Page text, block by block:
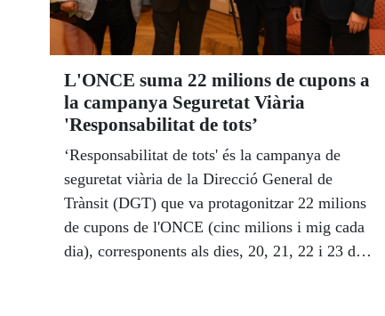
L'ONCE suma 22 milions de cupons a
la campanya Seguretat Viària
'Responsabilitat de tots’
‘Responsabilitat de tots' és la campanya de
seguretat viària de la Direcció General de
Trànsit (DGT) que va protagonitzar 22 milions
de cupons de l'ONCE (cinc milions i mig cada
dia), corresponents als dies, 20, 21, 22 i 23 de